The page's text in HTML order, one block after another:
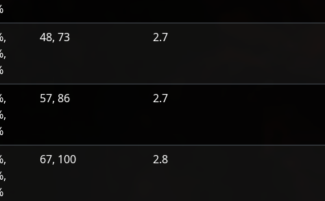
48, 73 2.7
57, 86 2.7
67, 100 2.8